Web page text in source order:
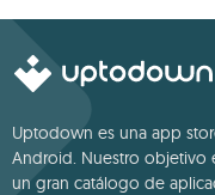
Uptodown es una app
Android. Nuestro objetivo
un gran catálogo de